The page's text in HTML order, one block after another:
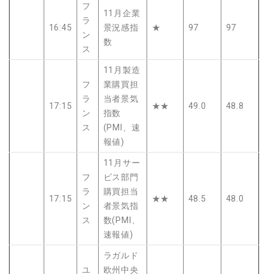
16:45
フ
ラ
ン
ス
11月企業
景況感指
数
★ 97 97
17:15
フ
ラ
ン
ス
11月製造
業購買担
当者景気
指数
(PMI、速
報値)
★★ 49.0 48.8
17:15
フ
ラ
ン
ス
11月サー
ビス部門
購買担当
者景気指
数(PMI、
速報値)
★★ 48.5 48.0
ユ
ラガルド
欧州中央